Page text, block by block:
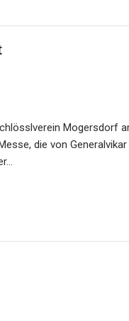
Mogersdorf
die von